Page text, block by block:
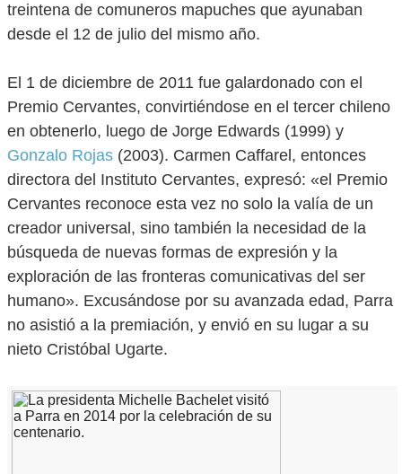
treintena de comuneros mapuches que ayunaban
desde el 12 de julio del mismo año.
El 1 de diciembre de 2011 fue galardonado con el
Premio Cervantes, convirtiéndose en el tercer chileno
en obtenerlo, luego de Jorge Edwards (1999) y
Gonzalo Rojas (2003). Carmen Caffarel, entonces
directora del Instituto Cervantes, expresó: «el Premio
Cervantes reconoce esta vez no solo la valía de un
creador universal, sino también la necesidad de la
búsqueda de nuevas formas de expresión y la
exploración de las fronteras comunicativas del ser
humano». Excusándose por su avanzada edad, Parra
no asistió a la premiación, y envió en su lugar a su
nieto Cristóbal Ugarte.